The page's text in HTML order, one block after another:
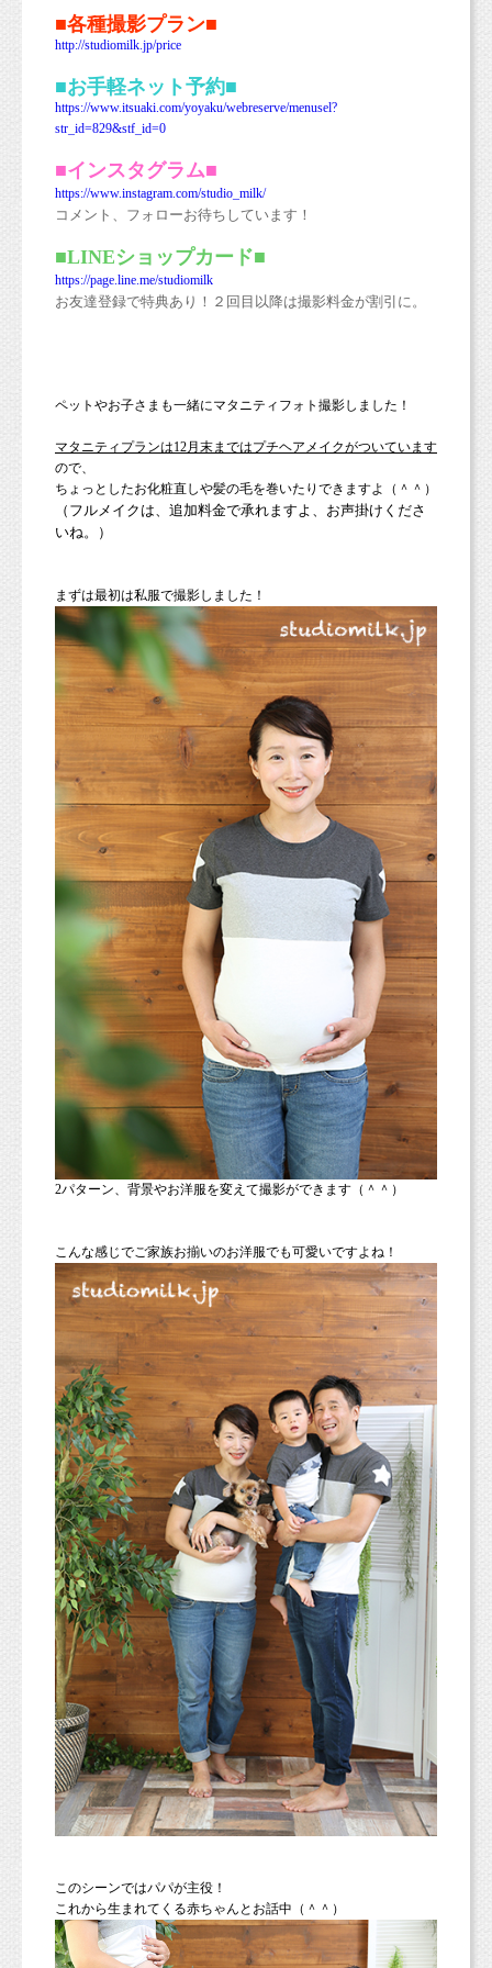
■各種撮影プラン■
http://studiomilk.jp/price
■お手軽ネット予約■
https://www.itsuaki.com/yoyaku/webreserve/menusel?
str_id=829&stf_id=0
■インスタグラム■
https://www.instagram.com/studio_milk/
コメント、フォローお待ちしています！
■LINEショップカード■
https://page.line.me/studiomilk
お友達登録で特典あり！２回目以降は撮影料金が割引に。
ペットやお子さまも一緒にマタニティフォト撮影しました！
マタニティプランは12月末まではプチヘアメイクがついています
ので、
ちょっとしたお化粧直しや髪の毛を巻いたりできますよ（＾＾）
（フルメイクは、追加料金で承れますよ、お声掛けくださ
いね。）
まずは最初は私服で撮影しました！
2パターン、背景やお洋服を変えて撮影ができます（＾＾）
こんな感じでご家族お揃いのお洋服でも可愛いですよね！
このシーンではパパが主役！
これから生まれてくる赤ちゃんとお話中（＾＾）